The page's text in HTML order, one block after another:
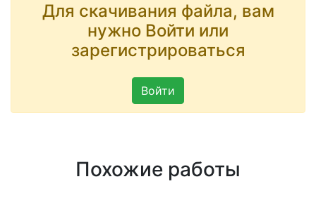
Для скачивания файла, вам
нужно Войти или
зарегистрироваться
Войти
Похожие работы